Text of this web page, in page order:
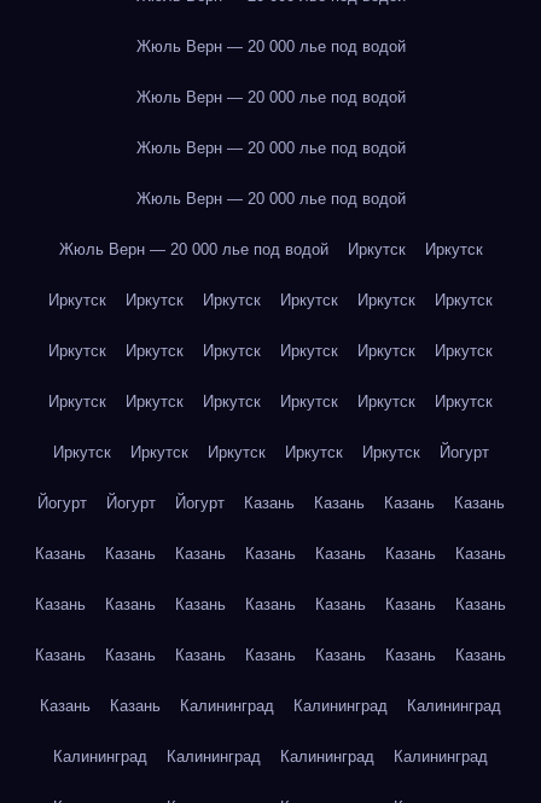
Жюль Верн — 20 000 лье под водой
Жюль Верн — 20 000 лье под водой
Жюль Верн — 20 000 лье под водой
Жюль Верн — 20 000 лье под водой
Жюль Верн — 20 000 лье под водой Иркутск Иркутск
Иркутск Иркутск Иркутск Иркутск Иркутск Иркутск
Иркутск Иркутск Иркутск Иркутск Иркутск Иркутск
Иркутск Иркутск Иркутск Иркутск Иркутск Иркутск
Иркутск Иркутск Иркутск Иркутск Иркутск Йогурт
Йогурт Йогурт Йогурт Казань Казань Казань Казань
Казань Казань Казань Казань Казань Казань Казань
Казань Казань Казань Казань Казань Казань Казань
Казань Казань Казань Казань Казань Казань Казань
Казань Казань Калининград Калининград Калининград
Калининград Калининград Калининград Калининград